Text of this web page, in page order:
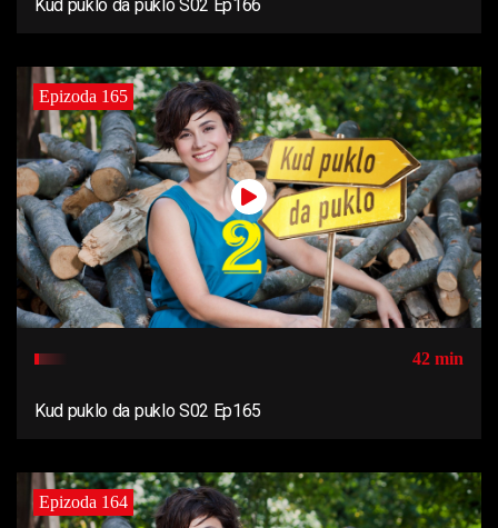
Kud puklo da puklo S02 Ep166
Epizoda 165
42 min
Kud puklo da puklo S02 Ep165
Epizoda 164